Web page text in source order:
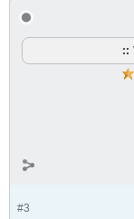
#3